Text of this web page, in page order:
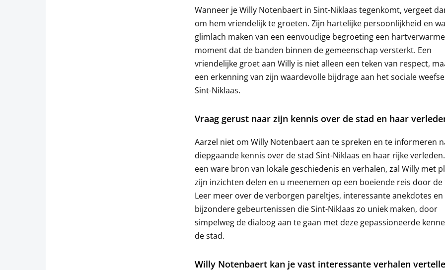
Wanneer je Willy Notenbaert in Sint-Niklaas tegenkomt, vergeet
om hem vriendelijk te groeten. Zijn hartelijke persoonlijkheid en
glimlach maken van een eenvoudige begroeting een
moment dat de banden binnen de gemeenschap versterkt. Een
vriendelijke groet aan Willy is niet alleen een teken van respect,
een erkenning van zijn waardevolle bijdrage aan het sociale
Sint-Niklaas.
Vraag gerust naar zijn kennis over de stad en haar
Aarzel niet om Willy Notenbaert aan te spreken en te informeren
diepgaande kennis over de stad Sint-Niklaas en haar rijke
een ware bron van lokale geschiedenis en verhalen, zal Willy met
zijn inzichten delen en u meenemen op een boeiende reis door de
Leer meer over de verborgen pareltjes, interessante anekdotes en
bijzondere gebeurtenissen die Sint-Niklaas zo uniek maken, door
simpelweg de dialoog aan te gaan met deze gepassioneerde
de stad.
Willy Notenbaert kan je vast interessante verhalen